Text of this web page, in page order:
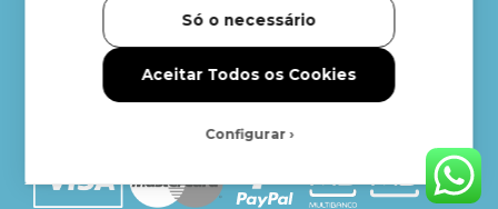
© NEWFOOD - All rights reserved
Só o necessário
Aceitar Todos os Cookies
Configurar